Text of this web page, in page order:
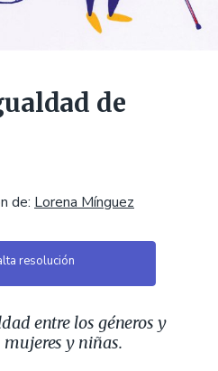
de
de: Lorena Mínguez
resolución
entre los géneros y
y niñas.